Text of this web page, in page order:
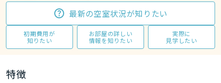
最新の空室状況が知りたい
初期費用が
知りたい
お部屋の詳しい
情報を知りたい
実際に
見学したい
特徴